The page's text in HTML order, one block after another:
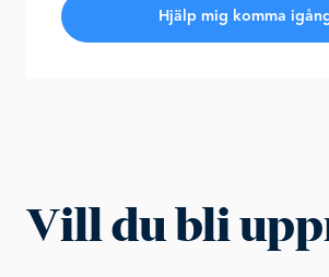
Hjälp mig komma
Vill du bli